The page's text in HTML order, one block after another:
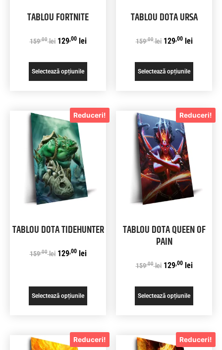
TABLOU FORTNITE
159,00 lei 129,00 lei
Selectează opțiunile
TABLOU DOTA URSA
159,00 lei 129,00 lei
Selectează opțiunile
Reduceri!
TABLOU DOTA TIDEHUNTER
159,00 lei 129,00 lei
Selectează opțiunile
Reduceri!
TABLOU DOTA QUEEN OF
PAIN
159,00 lei 129,00 lei
Selectează opțiunile
Reduceri! Reduceri!